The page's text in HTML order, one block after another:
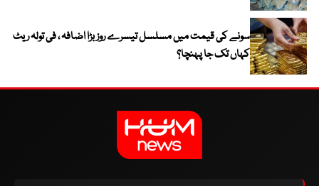
سونے کی قیمت میں مسلسل تیسرے روز بڑا اضافہ ، فی تولہ ریٹ
کہاں تک جا پہنچا؟